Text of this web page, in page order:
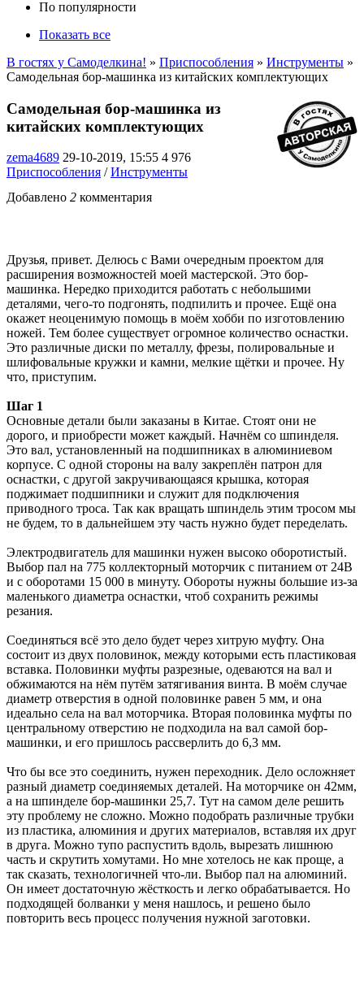
По популярности
Показать все
В гостях у Самоделкина! » Приспособления » Инструменты »
Самодельная бор-машинка из китайских комплектующих
Самодельная бор-машинка из
китайских комплектующих
zema4689 29-10-2019, 15:55 4 976
Приспособления /Инструменты
Добавлено 2 комментария
Друзья, привет. Делюсь с Вами очередным проектом для
расширения возможностей моей мастерской. Это бор-
машинка. Нередко приходится работать с небольшими
деталями, чего-то подгонять, подпилить и прочее. Ещё она
окажет неоценимую помощь в моём хобби по изготовлению
ножей. Тем более существует огромное количество оснастки.
Это различные диски по металлу, фрезы, полировальные и
шлифовальные кружки и камни, мелкие щётки и прочее. Ну
что, приступим.
Шаг 1
Основные детали были заказаны в Китае. Стоят они не
дорого, и приобрести может каждый. Начнём со шпинделя.
Это вал, установленный на подшипниках в алюминиевом
корпусе. С одной стороны на валу закреплён патрон для
оснастки, с другой закручивающаяся крышка, которая
поджимает подшипники и служит для подключения
приводного троса. Так как вращать шпиндель этим тросом мы
не будем, то в дальнейшем эту часть нужно будет переделать.
Электродвигатель для машинки нужен высоко оборотистый.
Выбор пал на 775 коллекторный моторчик с питанием от 24В
и с оборотами 15 000 в минуту. Обороты нужны большие из-за
маленького диаметра оснастки, чтоб сохранить режимы
резания.
Соединяться всё это дело будет через хитрую муфту. Она
состоит из двух половинок, между которыми есть пластиковая
вставка. Половинки муфты разрезные, одеваются на вал и
обжимаются на нём путём затягивания винта. В моём случае
диаметр отверстия в одной половинке равен 5 мм, и она
идеально села на вал моторчика. Вторая половинка муфты по
центральному отверстию не подходила на вал самой бор-
машинки, и его пришлось рассверлить до 6,3 мм.
Что бы все это соединить, нужен переходник. Дело осложняет
разный диаметр соединяемых деталей. На моторчике он 42мм,
а на шпинделе бор-машинки 25,7. Тут на самом деле решить
эту проблему не сложно. Можно подобрать различные трубки
из пластика, алюминия и других материалов, вставляя их друг
в друга. Можно тупо распустить вдоль, вырезать лишнюю
часть и скрутить хомутами. Но мне хотелось не как проще, а
так сказать, технологичней что-ли. Выбор пал на алюминий.
Он имеет достаточную жёсткость и легко обрабатывается. Но
подходящей болванки у меня нашлось, и решено было
повторить весь процесс получения нужной заготовки.